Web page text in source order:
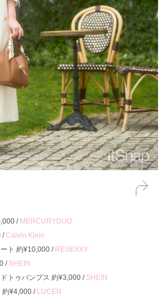
/ MERCURYDUO
/Calvin Klein
ト 約¥10,000 / RESEXXY
/ SHEIN
トゥパンプス 約¥3,000 / SHEIN
約¥4,000 / LUCEN